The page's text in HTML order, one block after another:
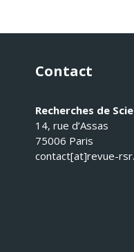
Contact
Recherches de
14, rue d’Assas
75006 Paris
contact[at]revue-